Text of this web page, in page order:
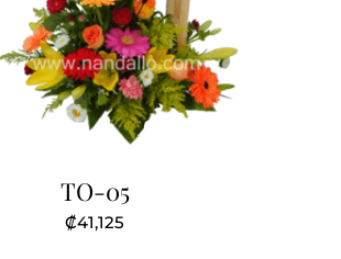
TO-05
₡41,125